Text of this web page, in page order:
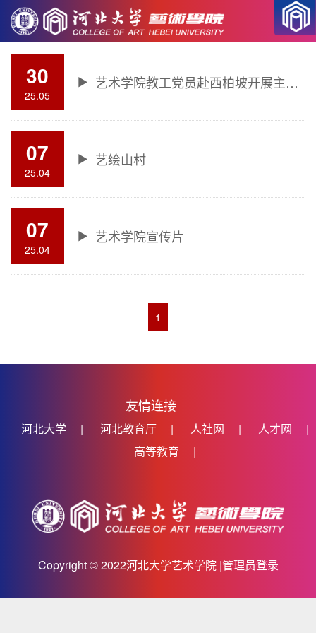
当前位置 视频专栏>
30
25.05
艺术学院教工党员赴西柏坡开展主题党日活动
07
25.04
艺绘山村
07
25.04
艺术学院宣传片
1
友情连接
河北大学 | 河北教育厅 | 人社网 | 人才网
|
高等教育
|
Copyright © 2022河北大学艺术学院 |管理员登录